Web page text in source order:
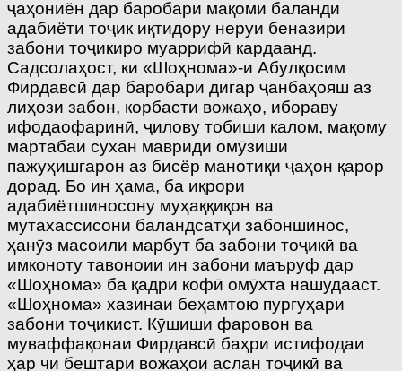
ҷаҳониён дар баробари мақоми баланди
адабиёти тоҷик иқтидору неруи беназири
забони тоҷикиро муаррифӣ кардаанд.
Садсолаҳост, ки «Шоҳнома»-и Абулқосим
Фирдавсӣ дар баробари дигар ҷанбаҳояш аз
лиҳози забон, корбасти вожаҳо, ибораву
ифодаофаринӣ, ҷилову тобиши калом, мақому
мартабаи сухан мавриди омӯзиши
пажуҳишгарон аз бисёр манотиқи ҷаҳон қарор
дорад. Бо ин ҳама, ба иқрори
адабиётшиносону муҳаққиқон ва
мутахассисони баландсатҳи забоншинос,
ҳанӯз масоили марбут ба забони тоҷикӣ ва
имконоту тавоноии ин забони маъруф дар
«Шоҳнома» ба қадри кофӣ омӯхта нашудааст.
«Шоҳнома» хазинаи беҳамтою пургуҳари
забони тоҷикист. Кӯшиши фаровон ва
муваффақонаи Фирдавсӣ баҳри истифодаи
ҳар чи бештари вожаҳои аслан тоҷикӣ ва